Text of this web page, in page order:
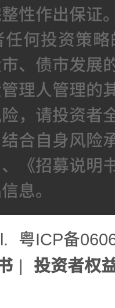
性作出保证
任何投资策
、债市发展
理人管理的
，请投资者
合自身风险
《招募说明
息。
粤ICP备
| 投资者权